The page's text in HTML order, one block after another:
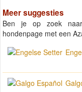
Meer suggesties
Ben je op zoek
hondenpage met een